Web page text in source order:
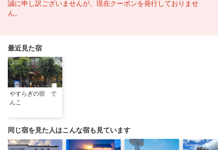
誠に申し訳ございませんが、現在クーポンを発行しておりませ
ん。
最近見た宿
やすらぎの宿 で
んこ
同じ宿を見た人はこんな宿も見ています